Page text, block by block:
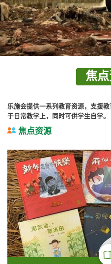
焦
乐施会提供一系列教育资源，支援
于日常教学上，同时可供学生自学。
焦点资源